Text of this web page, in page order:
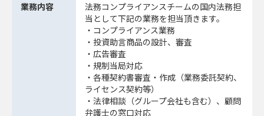
業務内容
法務コンプライアンスチームの国内法務担
当として下記の業務を担当頂きます。
・コンプライアンス業務
・投資助言商品の設計、審査
・広告審査
・規制当局対応
・各種契約書審査・作成（業務委託契約、
ライセンス契約等）
・法律相談（グループ会社も含む）、顧問
弁護士の窓口対応